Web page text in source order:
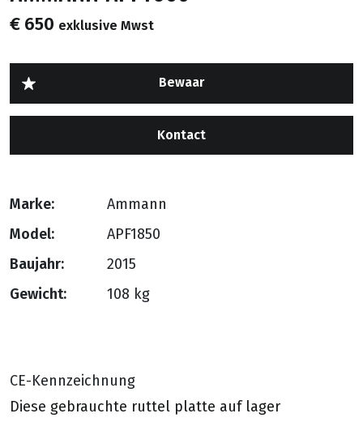
€ 650 exklusive Mwst
Kontact
Marke:
Ammann
Model:
APF1850
Baujahr:
2015
Gewicht:
108 kg
CE-Kennzeichnung
Diese gebrauchte ruttel platte auf lager